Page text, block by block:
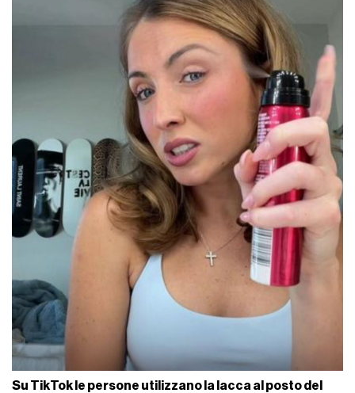
Su TikTok le persone utilizzano la lacca al posto del